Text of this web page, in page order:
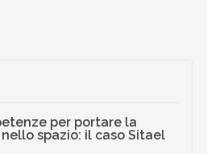
per portare la
spazio: il caso Sitael